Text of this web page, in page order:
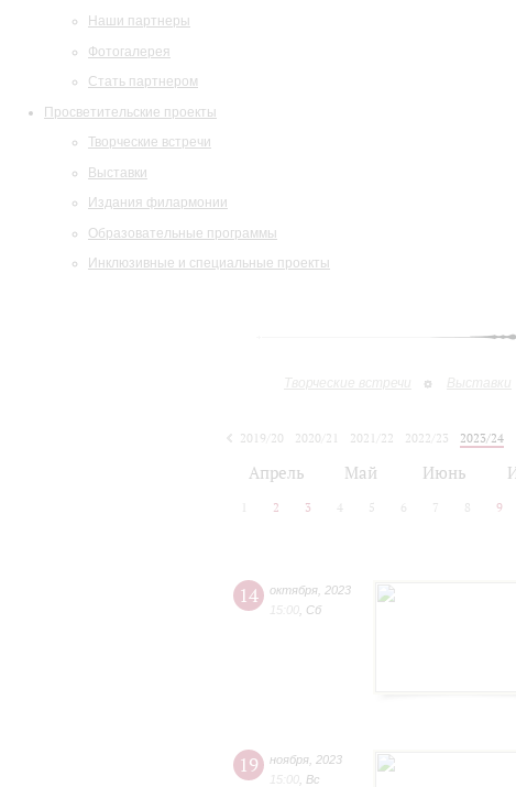
Наши партнеры
Фотогалерея
Стать партнером
Просветительские проекты
Творческие встречи
Выставки
Издания филармонии
Образовательные программы
Инклюзивные и специальные проекты
Творческие встречи Выставки
2019/20 2020/21 2021/22 2022/23
2023/24
Апрель Май Июнь
2 3 4 5 6 7 8 9
14 октября 2023
15:00 Сб
19 ноября 2023
15:00 Вс